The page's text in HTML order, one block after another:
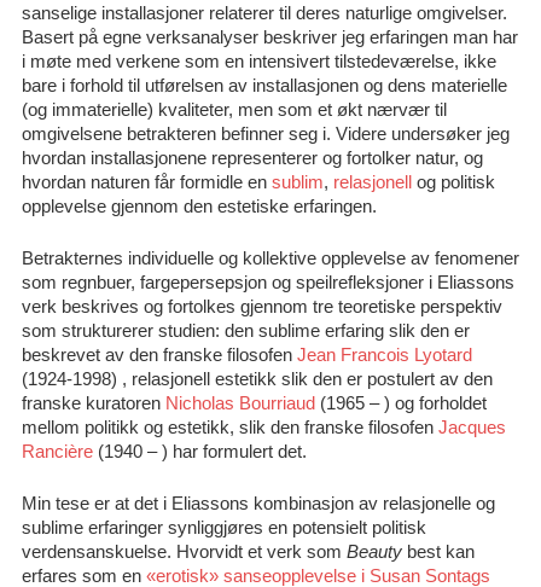
sanselige installasjoner relaterer til deres naturlige omgivelser.
Basert på egne verksanalyser beskriver jeg erfaringen man har
i møte med verkene som en intensivert tilstedeværelse, ikke
bare i forhold til utførelsen av installasjonen og dens materielle
(og immaterielle) kvaliteter, men som et økt nærvær til
omgivelsene betrakteren befinner seg i. Videre undersøker jeg
hvordan installasjonene representerer og fortolker natur, og
hvordan naturen får formidle en sublim, relasjonellog politisk
opplevelse gjennom den estetiske erfaringen.
Betrakternes individuelle og kollektive opplevelse av fenomener
som regnbuer, fargepersepsjon og speilrefleksjoner i Eliassons
verk beskrives og fortolkes gjennom tre teoretiske perspektiv
som strukturerer studien: den sublime erfaring slik den er
beskrevet av den franske filosofen Jean Francois Lyotard
(1924-1998) , relasjonell estetikk slik den er postulert av den
franske kuratoren Nicholas Bourriaud(1965 – ) og forholdet
mellom politikk og estetikk, slik den franske filosofen Jacques
Rancière(1940 – ) har formulert det.
Min tese er at det i Eliassons kombinasjon av relasjonelle og
sublime erfaringer synliggjøres en potensielt politisk
verdensanskuelse. Hvorvidt et verk som Beautybest kan
erfares som en «erotisk» sanseopplevelse i Susan Sontags